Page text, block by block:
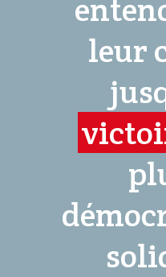
leur